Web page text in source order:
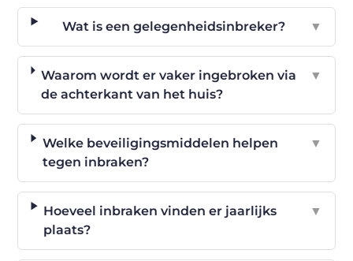
Wat is een gelegenheidsinbreker? ▼
Waarom wordt er vaker ingebroken via
de achterkant van het huis?
▼
Welke beveiligingsmiddelen helpen
tegen inbraken?
▼
Hoeveel inbraken vinden er jaarlijks
plaats?
▼